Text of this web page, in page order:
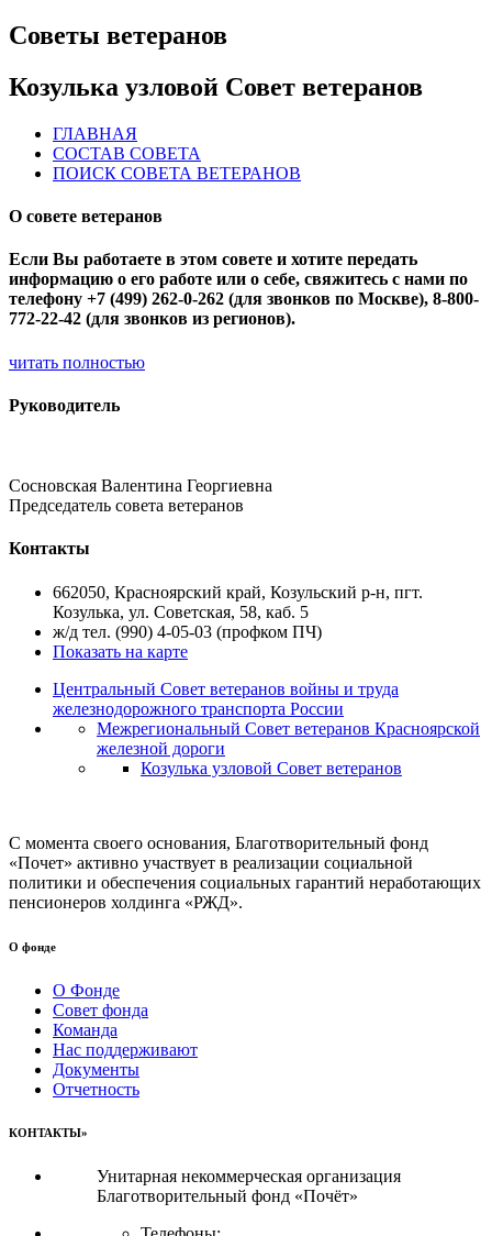
Советы ветеранов
Козулька узловой Совет ветеранов
ГЛАВНАЯ
СОСТАВ СОВЕТА
ПОИСК СОВЕТА ВЕТЕРАНОВ
О совете ветеранов
Если Вы работаете в этом совете и хотите передать
информацию о его работе или о себе, свяжитесь с нами по
телефону +7 (499) 262-0-262 (для звонков по Москве), 8-800-
772-22-42 (для звонков из регионов).
читать полностью
Руководитель
Сосновская Валентина Георгиевна
Председатель совета ветеранов
Контакты
662050, Красноярский край, Козульский р-н, пгт.
Козулька, ул. Советская, 58, каб. 5
ж/д тел. (990) 4-05-03 (профком ПЧ)
Показать на карте
Центральный Совет ветеранов войны и труда
железнодорожного транспорта России
Межрегиональный Совет ветеранов Красноярской
железной дороги
Козулька узловой Совет ветеранов
С момента своего основания, Благотворительный фонд
«Почет» активно участвует в реализации социальной
политики и обеспечения социальных гарантий неработающих
пенсионеров холдинга «РЖД».
О фонде
О Фонде
Совет фонда
Команда
Нас поддерживают
Документы
Отчетность
КОНТАКТЫ»
Унитарная некоммерческая организация
Благотворительный фонд «Почёт»